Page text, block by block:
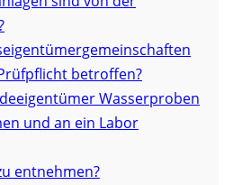
betroffen?
Wasserproben
und an ein Labor
entnehmen?